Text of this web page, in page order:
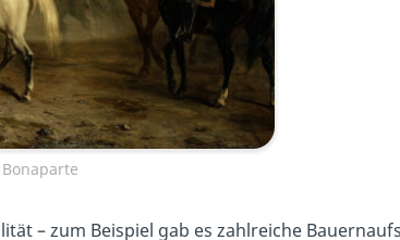
– zum Beispiel gab es zahlreiche